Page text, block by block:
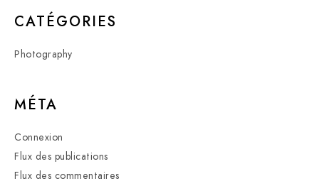
CATÉGORIES
Photography
MÉTA
Connexion
Flux des publications
Flux des commentaires